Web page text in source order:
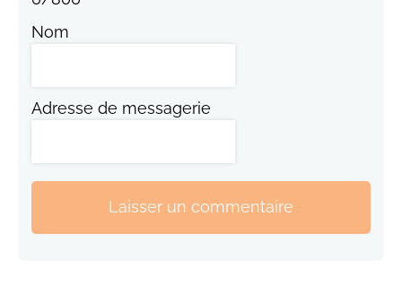
Nom
Adresse de messagerie
Laisser un commentaire